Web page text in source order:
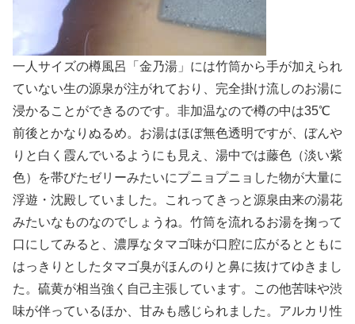
一人サイズの樽風呂「金乃湯」には竹筒から手が加えられ
ていない生の源泉が注がれており、完全掛け流しのお湯に
浸かることができるのです。非加温なので樽の中は35℃
前後とかなりぬるめ。お湯はほぼ無色透明ですが、ぼんや
りと白く霞んでいるようにも見え、湯中では藤色（淡い紫
色）を帯びたゼリーみたいにプニョプニョした物が大量に
浮遊・沈殿していました。これってきっと源泉由来の湯花
みたいなものなのでしょうね。竹筒を流れるお湯を掬って
口にしてみると、濃厚なタマゴ味が口腔に広がるとともに
はっきりとしたタマゴ臭がほんのりと鼻に抜けてゆきまし
た。硫黄が相当強く自己主張しています。この他苦味や渋
味が伴っているほか、甘みも感じられました。アルカリ性